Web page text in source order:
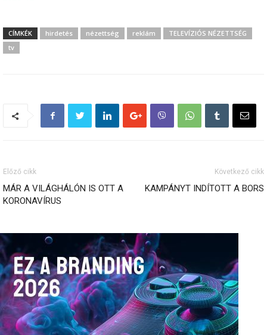
CÍMKÉK hirdetés nézettség reklám
TELEVÍZIÓS NÉZETTSÉG
tv
Előző cikk
MÁR A VILÁGHÁLÓN IS OTT A
KORONAVÍRUS
Következő cikk
KAMPÁNYT INDÍTOTT A BORS